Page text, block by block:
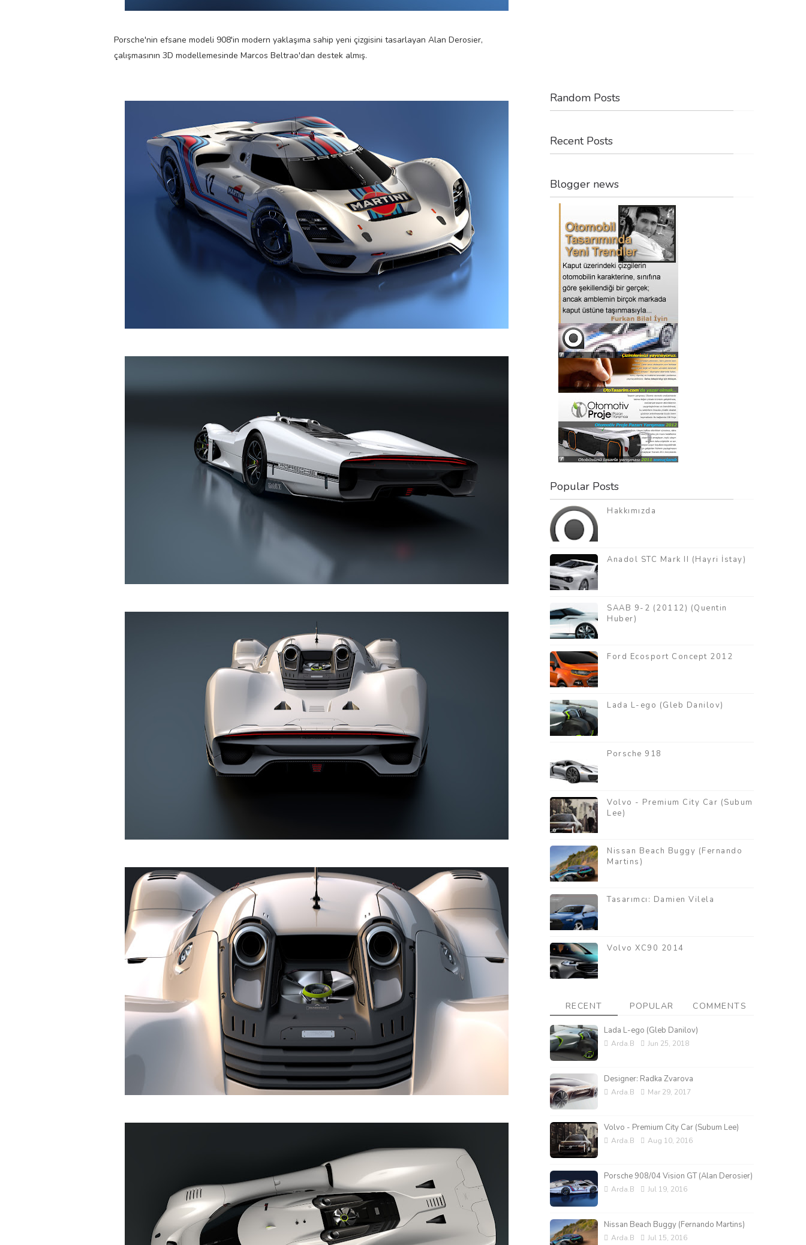
Porsche'nin efsane modeli 908'in modern yaklaşıma sahip yeni çizgisini tasarlayan Alan Derosier,
çalışmasının 3D modellemesinde Marcos Beltrao'dan destek almış.
Random Posts
Recent Posts
Blogger news
Popular Posts
Hakkımızda
Anadol STC Mark II (Hayri İstay)
SAAB 9-2 (20112) (Quentin
Huber)
Ford Ecosport Concept 2012
Lada L-ego (Gleb Danilov)
Porsche 918
Volvo - Premium City Car (Subum
Lee)
Nissan Beach Buggy (Fernando
Martins)
Tasarımcı: Damien Vilela
Volvo XC90 2014
RECENT POPULAR COMMENTS
Lada L-ego (Gleb Danilov)
Arda.B Jun 25, 2018
Designer: Radka Zvarova
Arda.B Mar 29, 2017
Volvo - Premium City Car (Subum Lee)
Arda.B Aug 10, 2016
Porsche 908/04 Vision GT (Alan Derosier)
Arda.B Jul 19, 2016
Nissan Beach Buggy (Fernando Martins)
Arda.B Jul 15, 2016